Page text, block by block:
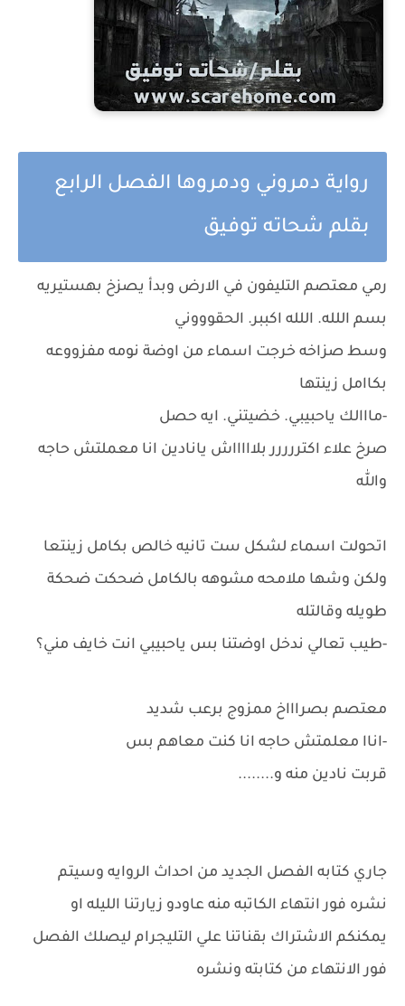
رواية دمروني ودمروها الفصل الرابع
بقلم شحاته توفيق
رمي معتصم التليفون في الارض وبدأ يصزخ بهستيريه
بسم اللله. اللله اكببر. الحقوووني
وسط صزاخه خرجت اسماء من اوضة نومه مفزووعه
بكاامل زينتها
-مااالك ياحبيبي. خضيتني. ايه حصل
صرخ علاء اكتررررر بلاااااش يانادين انا معملتش حاجه
والله
اتحولت اسماء لشكل ست تانيه خالص بكامل زينتعا
ولكن وشها ملامحه مشوهه بالكامل ضحكت ضحكة
طويله وقالتله
-طيب تعالي ندخل اوضتنا بس ياحبيبي انت خايف مني؟
معتصم بصراااخ ممزوج برعب شديد
-اناا معلمتش حاجه انا كنت معاهم بس
قربت نادين منه و........
جاري كتابه الفصل الجديد من احداث الروايه وسيتم
نشره فور انتهاء الكاتبه منه عاودو زيارتنا الليله او
يمكنكم الاشتراك بقناتنا علي التليجرام ليصلك الفصل
فور الانتهاء من كتابته ونشره